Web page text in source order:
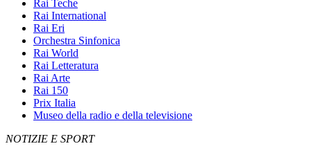
Rai Teche
Rai International
Rai Eri
Orchestra Sinfonica
Rai World
Rai Letteratura
Rai Arte
Rai 150
Prix Italia
Museo della radio e della televisione
NOTIZIE E SPORT